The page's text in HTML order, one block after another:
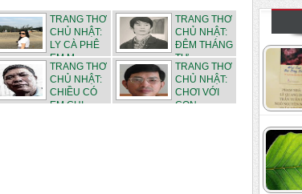
TRANG THƠ
CHỦ NHẬT:
LY CÀ PHÊ
EM M...
TRANG THƠ
CHỦ NHẬT:
ĐÊM THÁNG
TƯ - ...
TRANG THƠ
CHỦ NHẬT:
CHIỀU CÓ
EM CHI...
TRANG THƠ
CHỦ NHẬT:
CHƠI VỚI
CON - ...